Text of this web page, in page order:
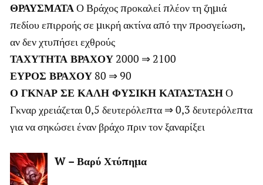
ΘΡΑΥΣΜΑΤΑΟ Βράχος προκαλεί πλέον τη ζημιά
πεδίου επιρροής σε μικρή ακτίνα από την προσγείωση,
αν δεν χτυπήσει εχθρούς
ΤΑΧΥΤΗΤΑ ΒΡΑΧΟΥ 2000 ⇒ 2100
ΕΥΡΟΣ ΒΡΑΧΟΥ 80 ⇒ 90
Ο ΓΚΝΑΡ ΣΕ ΚΑΛΗ ΦΥΣΙΚΗ ΚΑΤΑΣΤΑΣΗΟ
Γκναρ χρειάζεται 0,5 δευτερόλεπτα ⇒ 0,3 δευτερόλεπτα
για να σηκώσει έναν βράχο πριν τον ξαναρίξει
W – Βαρύ Χτύπημα